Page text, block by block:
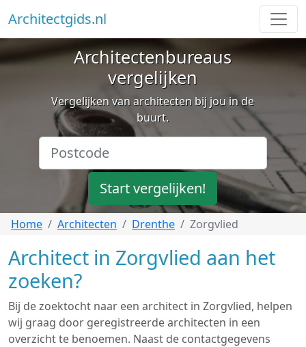
Architectgids.nl
Architectenbureaus
vergelijken
Vergelijken van architecten bij jou in de
buurt.
Start vergelijken!
Home Architecten Drenthe Zorgvlied
Architect in Zorgvlied aan het
zoeken?
Bij de zoektocht naar een architect in Zorgvlied, helpen
wij graag door geregistreerde architecten in een
overzicht te benoemen. Naast de contactgegevens